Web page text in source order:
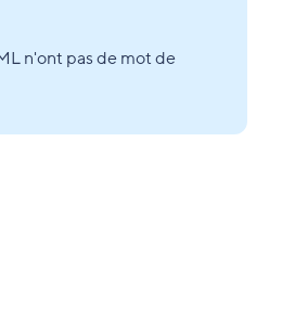
n'ont pas de mot de